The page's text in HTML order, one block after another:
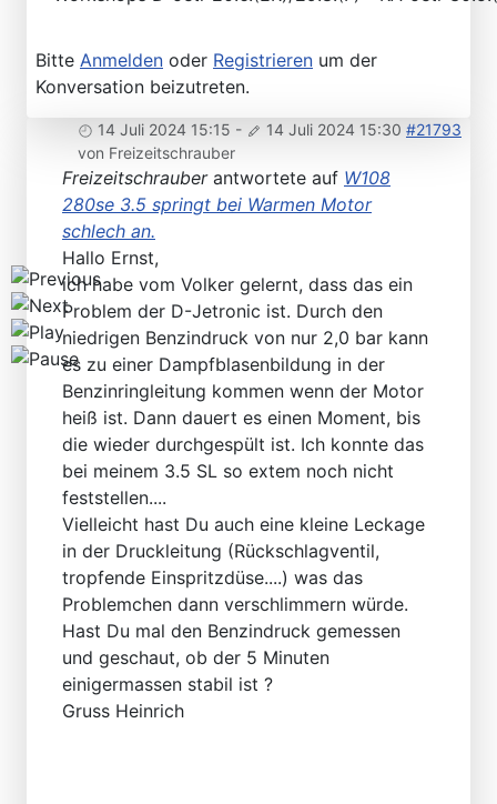
Bitte Anmelden oder Registrieren um der
Konversation beizutreten.
14 Juli 2024 15:15 - 14 Juli 2024 15:30 #21793
von Freizeitschrauber
Freizeitschrauberantwortete auf W108
280se 3.5 springt bei Warmen Motor
schlech an.
Hallo Ernst,
ich habe vom Volker gelernt, dass das ein
Problem der D-Jetronic ist. Durch den
niedrigen Benzindruck von nur 2,0 bar kann
es zu einer Dampfblasenbildung in der
Benzinringleitung kommen wenn der Motor
heiß ist. Dann dauert es einen Moment, bis
die wieder durchgespült ist. Ich konnte das
bei meinem 3.5 SL so extem noch nicht
feststellen....
Vielleicht hast Du auch eine kleine Leckage
in der Druckleitung (Rückschlagventil,
tropfende Einspritzdüse....) was das
Problemchen dann verschlimmern würde.
Hast Du mal den Benzindruck gemessen
und geschaut, ob der 5 Minuten
einigermassen stabil ist ?
Gruss Heinrich